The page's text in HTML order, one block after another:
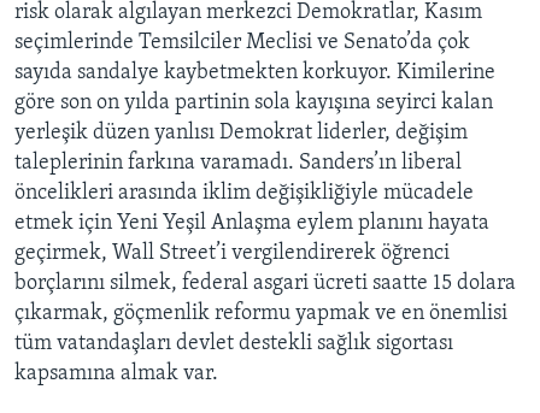
risk olarak algılayan merkezci Demokratlar, Kasım
seçimlerinde Temsilciler Meclisi ve Senato’da çok
sayıda sandalye kaybetmekten korkuyor. Kimilerine
göre son on yılda partinin sola kayışına seyirci kalan
yerleşik düzen yanlısı Demokrat liderler, değişim
taleplerinin farkına varamadı. Sanders’ın liberal
öncelikleri arasında iklim değişikliğiyle mücadele
etmek için Yeni Yeşil Anlaşma eylem planını hayata
geçirmek, Wall Street’i vergilendirerek öğrenci
borçlarını silmek, federal asgari ücreti saatte 15 dolara
çıkarmak, göçmenlik reformu yapmak ve en önemlisi
tüm vatandaşları devlet destekli sağlık sigortası
kapsamına almak var.